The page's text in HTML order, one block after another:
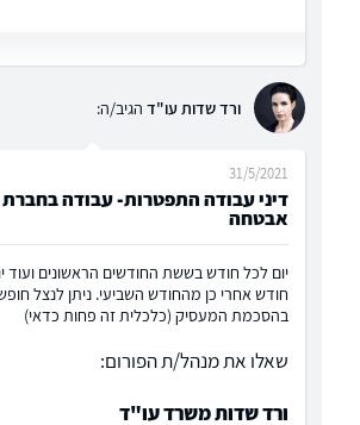
ורד שדות עו"ד הגיב/ה:
דיני עבודה התפטרות- עבודה בחברת
אבטחה
31/5/2021
יום לכל חודש בששת החודשים הראשונים ועוד
חודש אחרי כן מהחודש השביעי. ניתן לנצל
בהסכמת המעסיק (כלכלית זה פחות כדאי)
שאלו את מנהל/ת הפורום:
ורד שדות משרד עו"ד